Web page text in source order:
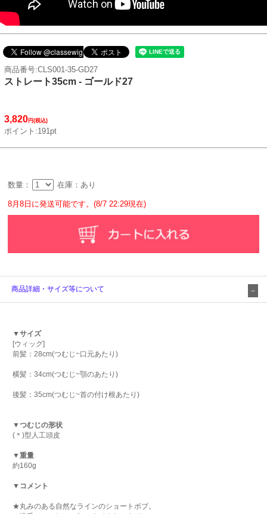
商品番号:CLS001-35-GD27
ストレート35cm - ゴールド27
3,820円(税込)
ポイント:191pt
数量： 在庫：あり
8月8日に発送可能です。(8/7 22:29現在)
商品詳細・サイズ等について
▼サイズ
[ウィッグ]
前髪：28cm(つむじ~口元あたり)
横髪：34cm(つむじ~顎のあたり)
後髪：35cm(つむじ~首の付け根あたり)
▼つむじの形状
(＊)型人工頭皮
▼重量
約160g
▼コメント
★丸みのある自然なラインのショートボブ。